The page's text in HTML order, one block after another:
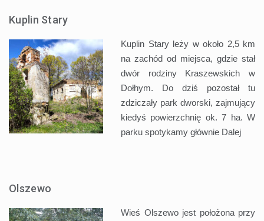
Kuplin Stary
Kuplin Stary leży w około 2,5 km
na zachód od miejsca, gdzie stał
dwór rodziny Kraszewskich w
Dołhym. Do dziś pozostał tu
zdziczały park dworski, zajmujący
kiedyś powierzchnię ok. 7 ha. W
parku spotykamy głównie Dalej
Olszewo
Wieś Olszewo jest położona przy